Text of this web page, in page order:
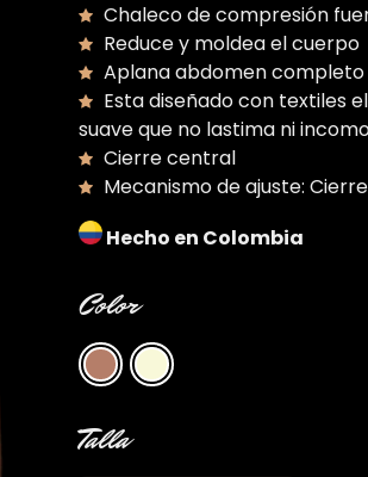
Chaleco de compresión
Reduce y moldea el cuerpo
Aplana abdomen completo
Esta diseñado con textiles
suave que no lastima ni
Cierre central
Mecanismo de ajuste: Cierre
Hecho en Colombia
Color
Talla